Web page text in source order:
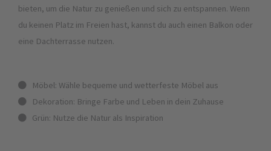
bieten, um die Natur zu genießen und sich zu entspannen. Wenn
du keinen Platz im Freien hast, kannst du auch einen Balkon oder
eine Dachterrasse nutzen.
Möbel: Wähle bequeme und wetterfeste Möbel aus
Dekoration: Bringe Farbe und Leben in dein Zuhause
Grün: Nutze die Natur als Inspiration